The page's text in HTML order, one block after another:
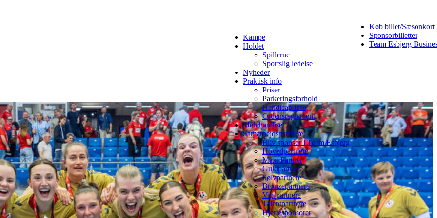
Køb billet/Sæsonkort
Sponsorbilletter
Team Esbjerg
Kampe
Holdet
Spillerne
Sportslig ledelse
Nyheder
Praktisk info
Priser
Parkeringsforhold
Handicap info
Ordensreglement
Merchandise
Samarbejdspartnere
Bliv sponsor i Team Esbjerg
Hovedpartnere
Maxi Partner
Guldpartnere
Sølvpartnere
Bronzepartnere
Vip-partnere
Talentpartnere
Hjertesponsorer